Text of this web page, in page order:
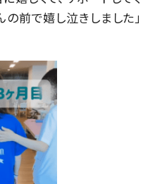
前で嬉し泣きしました」